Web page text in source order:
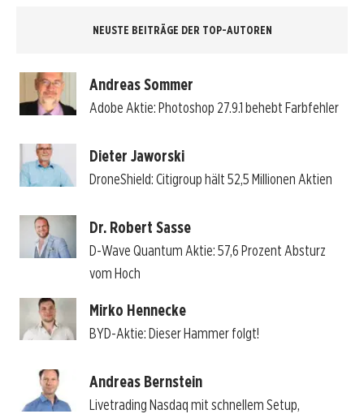
NEUSTE BEITRÄGE DER TOP-AUTOREN
Andreas Sommer
Adobe Aktie: Photoshop 27.9.1 behebt Farbfehler
Dieter Jaworski
DroneShield: Citigroup hält 52,5 Millionen Aktien
Dr. Robert Sasse
D-Wave Quantum Aktie: 57,6 Prozent Absturz
vom Hoch
Mirko Hennecke
BYD-Aktie: Dieser Hammer folgt!
Andreas Bernstein
Livetrading Nasdaq mit schnellem Setup,